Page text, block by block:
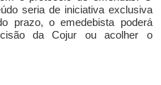
seria de iniciativa exclusiva
prazo, o emedebista poderá
da Cojur ou acolher o